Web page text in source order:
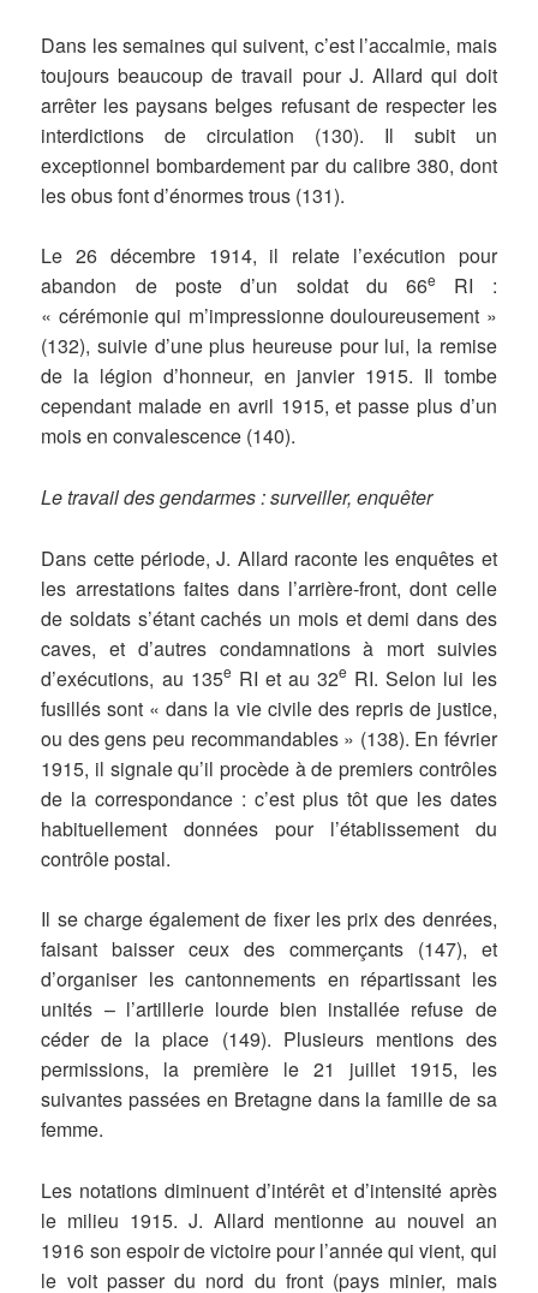
Dans les semaines qui suivent, c’est l’accalmie, mais
toujours beaucoup de travail pour J. Allard qui doit
arrêter les paysans belges refusant de respecter les
interdictions de circulation (130). Il subit un
exceptionnel bombardement par du calibre 380, dont
les obus font d’énormes trous (131).
Le 26 décembre 1914, il relate l’exécution pour
abandon de poste d’un soldat du 66e
RI :
« cérémonie qui m’impressionne douloureusement »
(132), suivie d’une plus heureuse pour lui, la remise
de la légion d’honneur, en janvier 1915. Il tombe
cependant malade en avril 1915, et passe plus d’un
mois en convalescence (140).
Le travail des gendarmes : surveiller, enquêter
Dans cette période, J. Allard raconte les enquêtes et
les arrestations faites dans l’arrière-front, dont celle
de soldats s’étant cachés un mois et demi dans des
caves, et d’autres condamnations à mort suivies
d’exécutions, au 135e RI et au 32e RI. Selon lui les
fusillés sont « dans la vie civile des repris de justice,
ou des gens peu recommandables » (138). En février
1915, il signale qu’il procède à de premiers contrôles
de la correspondance : c’est plus tôt que les dates
habituellement données pour l’établissement du
contrôle postal.
Il se charge également de fixer les prix des denrées,
faisant baisser ceux des commerçants (147), et
d’organiser les cantonnements en répartissant les
unités – l’artillerie lourde bien installée refuse de
céder de la place (149). Plusieurs mentions des
permissions, la première le 21 juillet 1915, les
suivantes passées en Bretagne dans la famille de sa
femme.
Les notations diminuent d’intérêt et d’intensité après
le milieu 1915. J. Allard mentionne au nouvel an
1916 son espoir de victoire pour l’année qui vient, qui
le voit passer du nord du front (pays minier, mais